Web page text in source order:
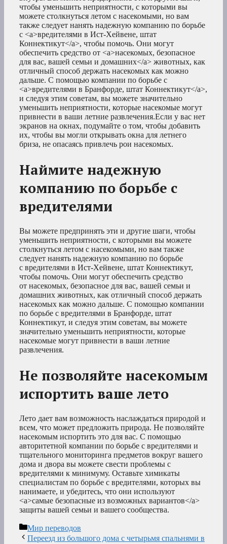
чтобы уменьшить неприятности, с которыми вы
можете столкнуться летом с насекомыми, но вам
также следует нанять надежную компанию по борьбе
с <a>вредителями в Ист-Хейвене, штат
Коннектикут</a>, чтобы помочь. Они могут
обеспечить средство от <a>насекомых, безопасное
для вас, вашей семьи и домашних</a> животных, как
отличный способ держать насекомых как можно
дальше. С помощью компании по борьбе с
<a>вредителями в Бранфорде, штат Коннектикут</a>,
и следуя этим советам, вы можете значительно
уменьшить неприятности, которые насекомые могут
привнести в ваши летние развлечения.Если у вас нет
экранов на окнах, подумайте о том, чтобы добавить
их, чтобы вы могли открывать окна для летнего
бриза, не опасаясь привлечь рои насекомых.
Наймите надежную
компанию по борьбе с
вредителями
Вы можете предпринять эти и другие шаги, чтобы
уменьшить неприятности, с которыми вы можете
столкнуться летом с насекомыми, но вам также
следует нанять надежную компанию по борьбе
с вредителями в Ист-Хейвене, штат Коннектикут,
чтобы помочь. Они могут обеспечить средство
от насекомых, безопасное для вас, вашей семьи и
домашних животных, как отличный способ держать
насекомых как можно дальше. С помощью компании
по борьбе с вредителями в Бранфорде, штат
Коннектикут, и следуя этим советам, вы можете
значительно уменьшить неприятности, которые
насекомые могут привнести в ваши летние
развлечения.
Не позволяйте насекомым
испортить ваше лето
Лето дает вам возможность наслаждаться природой и
всем, что может предложить природа. Не позволяйте
насекомым испортить это для вас. С помощью
авторитетной компании по борьбе с вредителями и
тщательного мониторинга предметов вокруг вашего
дома и двора вы можете свести проблемы с
вредителями к минимуму. Оставьте химикаты
специалистам по борьбе с вредителями, которых вы
нанимаете, и убедитесь, что они используют
<a>самые безопасные из возможных вариантов</a>
защиты вашей семьи и вашего сообщества.
Рубрики
Мир переводов
Переезд из большого дома с четырьмя спальнями в